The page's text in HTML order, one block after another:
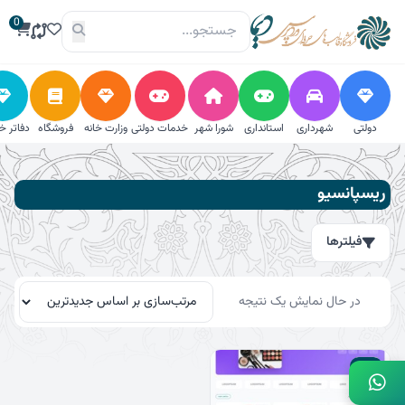
محتوا
0
دولتی شهرداری استانداری شورا شهر خدمات دولتی وزارت خانه فروشگاه دفاتر
فیلترها
جستجو
جستجو
برای:
جستجو
دسته‌بندی
استانداری
ریسپانسیو
فیلترها
در حال نمایش یک نتیجه
29٪